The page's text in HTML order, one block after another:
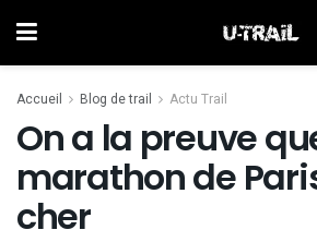
Accueil Blog de trail Actu Trail
On a la preuve
marathon de
cher